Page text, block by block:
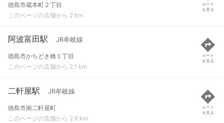
徳島市蔵本町２丁目
このページの店舗から 2 km
ルート
を見る
阿波富田駅 JR牟岐線
徳島市かちどき橋１丁目
このページの店舗から 2.1 km
ルート
を見る
二軒屋駅 JR牟岐線
徳島市南二軒屋町
このページの店舗から 2.6 km
ルート
を見る